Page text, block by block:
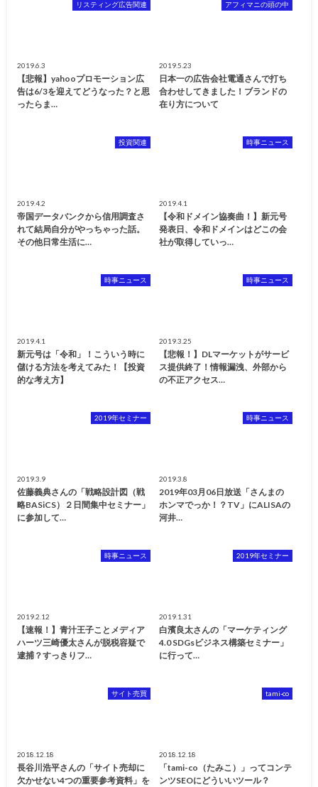
リスティング広告関連
2019.6.3
【悲報】yahooプロモーション広
告は6/3を迎えてどうなった？と思
ったらま…
アフィマニの頭の中
2019.5.23
日本一の広告会社電通さんで打ち
合わせしてきました！ブランドの
在り方について
投資関連
2019.4.2
帝国データバンクから信用調査さ
れて結局自分がやっちゃった話。
その他日常生活に…
時事ニュース
2019.4.1
【令和ドメイン協奏曲！】新元号
発表日、令和ドメインはどこの会
社が取得していっ…
時事ニュース
2019.4.1
新元号は「令和」！こういう時に
儲ける方法を考えてみた！【投資
的な考え方】
時事ニュース
2019.3.25
【悲報！】DLマーケットがサービ
ス提供終了！情報漏洩、外部から
の不正アクセス…
2019年セミナー
2019.3.9
佐藤義典さんの「戦略設計図（戦
略BASiCS）２日間集中セミナー」
に参加して…
時事ニュース
2019.3.8
2019年03月06日放送「さんまの
ホンマでっか！？TV」にALISAの
河井…
時事ニュース
2019.2.12
【速報！】青汁王子ことメディア
ハーツ三崎優太さんが脱税容疑で
逮捕？すっきりフ…
2019年セミナー
2019.1.31
白濱良太さんの「マーケティング
4.0 SDGsビジネス構築セミナー」
に行って…
サイト売買
2018.12.18
長谷川浩平さんの「サイト売却に
欠かせない4つの重要参考資料」を
tami-co
2018.12.18
「tami-co（たみこ）」ってコンテ
ンツSEOにどういいツール？